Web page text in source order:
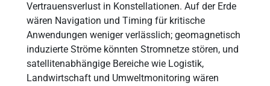
Vertrauensverlust in Konstellationen. Auf der Erde
wären Navigation und Timing für kritische
Anwendungen weniger verlässlich; geomagnetisch
induzierte Ströme könnten Stromnetze stören, und
satellitenabhängige Bereiche wie Logistik,
Landwirtschaft und Umweltmonitoring wären